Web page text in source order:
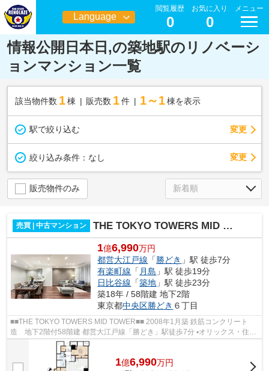
Language
日本語
閲覧履歴
0
お気に入り
0
メニュー
情報公開日本日,の築地駅のリノベーシ
ョンマンション一覧
該当物件数 1棟 販売数 1 件 1～1 棟を表示
駅で絞り込む 変更
絞り込み条件： なし 変更
販売物件のみ
売買 | 中古マンション THE TOKYO TOWERS MID TOWER
1億6,990万円
都営大江戸線 「 勝どき 」駅 徒歩7分
有楽町線 「 月島 」駅 徒歩19分
日比谷線 「築地 」駅 徒歩23分
築18年 / 58階建 地下2階
東京都中央区勝どき ６丁目
■■THE TOKYO TOWERS MID TOWER■■ 2008年1月築 鉄筋コンクリート
造 地下2階付58階建 都営大江戸線「勝どき」駅徒歩7分 ▪オリックス・住
商・東急不動産旧分譲×前田建設・大成建設施...
1億6,990万円